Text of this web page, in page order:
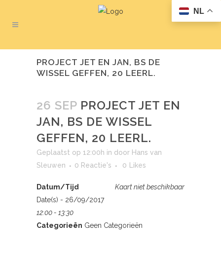
PROJECT JET EN JAN, BS DE
WISSEL GEFFEN, 20 LEERL.
26 SEP PROJECT JET EN
JAN, BS DE WISSEL
GEFFEN, 20 LEERL.
Geplaatst op 12:00h in door Hans van
Sleuwen
0 Reactie's 0 Likes
Kaart niet beschikbaar
Datum/Tijd
Date(s) - 26/09/2017
12:00 - 13:30
Categorieën Geen Categorieën
NL